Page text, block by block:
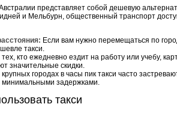
представляет собой дешевую
и Мельбурн, общественный транспорт
Если вам нужно перемещаться по
такси.
кто ежедневно ездит на работу или учебу,
значительные скидки.
крупных городах в часы пик такси часто
минимальными задержками.
такси